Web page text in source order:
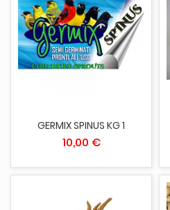
GERMIX SPINUS KG 1
10,00 €